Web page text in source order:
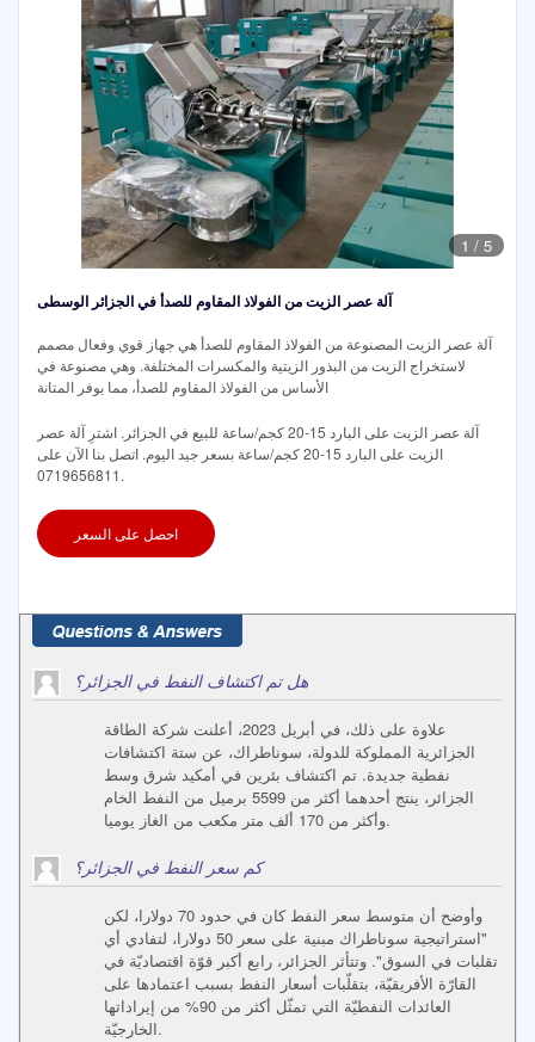
1 / 5
آلة عصر الزيت من الفولاذ المقاوم للصدأ في الجزائر الوسطى
آلة عصر الزيت المصنوعة من الفولاذ المقاوم للصدأ هي جهاز قوي وفعال مصمم
لاستخراج الزيت من البذور الزيتية والمكسرات المختلفة. وهي مصنوعة في
الأساس من الفولاذ المقاوم للصدأ، مما يوفر المتانة
آلة عصر الزيت على البارد 15-20 كجم/ساعة للبيع في الجزائر. اشترِ آلة عصر
الزيت على البارد 15-20 كجم/ساعة بسعر جيد اليوم. اتصل بنا الآن على
0719656811.
احصل على السعر
هل تم اكتشاف النفط في الجزائر؟
علاوة على ذلك، في أبريل 2023، أعلنت شركة الطاقة
الجزائرية المملوكة للدولة، سوناطراك، عن ستة اكتشافات
نفطية جديدة. تم اكتشاف بئرين في أمكيد شرق وسط
الجزائر، ينتج أحدهما أكثر من 5599 برميل من النفط الخام
وأكثر من 170 ألف متر مكعب من الغاز يوميا.
كم سعر النفط في الجزائر؟
وأوضح أن متوسط سعر النفط كان في حدود 70 دولارا، لكن
"استراتيجية سوناطراك مبنية على سعر 50 دولارا، لتفادي أي
تقلبات في السوق". وتتأثر الجزائر، رابع أكبر قوّة اقتصاديّة في
القارّة الأفريقيّة، بتقلّبات أسعار النفط بسبب اعتمادها على
العائدات النفطيّة التي تمثّل أكثر من 90% من إيراداتها
الخارجيّة.